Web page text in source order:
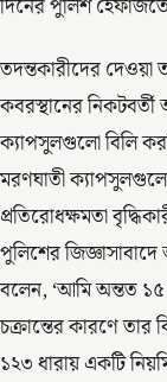
দিনের পুলিশ
তদন্তকারীদের দেওয়া
কবরস্থানের
ক্যাপসুলগুলো বিলি
মরণঘাতী
প্রতিরোধক্ষমতা
পুলিশের
বলেন, ‘আমি অন্তত ১৫
চক্রান্তের কারণে তার
১২৩ ধারায় একটি